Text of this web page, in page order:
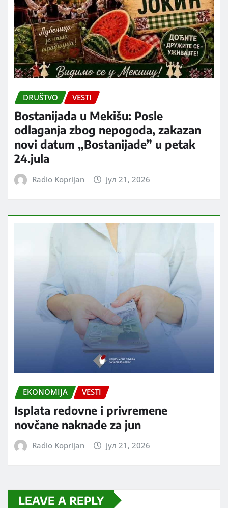
DRUŠTVO VESTI
Bostanijada u Mekišu: Posle
odlaganja zbog nepogoda, zakazan
novi datum „Bostanijade” u petak
24.jula
Radio Koprijan јул 21, 2026
EKONOMIJA VESTI
Isplata redovne i privremene
novčane naknade za jun
Radio Koprijan јул 21, 2026
LEAVE A REPLY